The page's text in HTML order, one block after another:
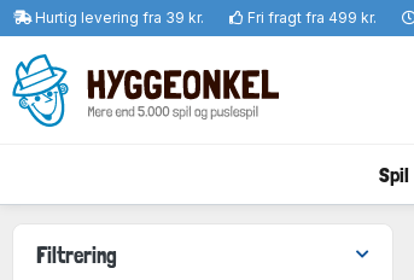
Hurtig levering fra 39 kr. Fri fragt fra 499 kr.
Spil
Filtrering